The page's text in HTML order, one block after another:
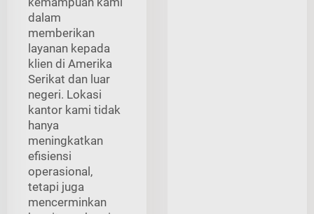
dalam
memberikan
layanan kepada
klien di Amerika
Serikat dan luar
negeri. Lokasi
kantor kami tidak
hanya
meningkatkan
efisiensi
operasional,
tetapi juga
mencerminkan